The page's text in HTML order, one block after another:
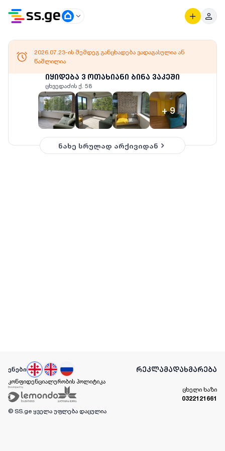
იყიდება 3 ოთახიანი ბინა ვაკეში
ცხვედაძის ქ. 58
+9
2026.07.23-ის შემდეგ განცხადება ვადაგასულია ან
წაშლილია
ნახე სრულად არქივიდან
ენები რეკლამადახმარება
კონფიდენციალურობის პოლიტიკა
ცხელი ხაზი
0322121661
© SS.ge ყველა უფლება დაცულია